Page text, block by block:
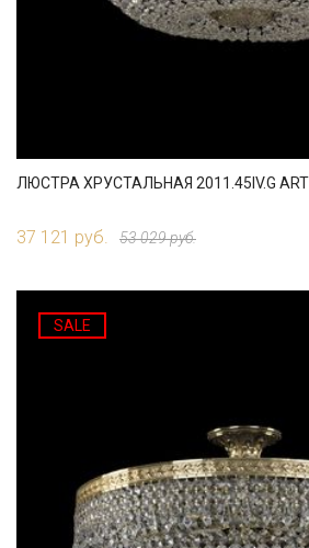
ЛЮСТРА ХРУСТАЛЬНАЯ 2011.45IV.G ART
37 121 руб. 53 029 руб.
SALE